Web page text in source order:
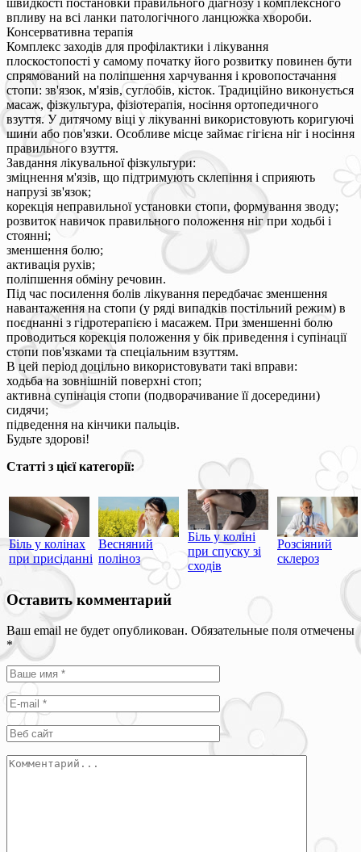
впливу на всі ланки патологічного ланцюжка хвороби.
Консервативна терапія
Комплекс заходів для профілактики і лікування
плоскостопості у самому початку його розвитку повинен бути
спрямований на поліпшення харчування і кровопостачання
стопи: зв'язок, м'язів, суглобів, кісток. Традиційно виконується
масаж, фізкультура, фізіотерапія, носіння ортопедичного
взуття. У дитячому віці у лікуванні використовують коригуючі
шини або пов'язки. Особливе місце займає гігієна ніг і носіння
правильного взуття.
Завдання лікувальної фізкультури:
зміцнення м'язів, що підтримують склепіння і сприяють
напрузі зв'язок;
корекція неправильної установки стопи, формування зводу;
розвиток навичок правильного положення ніг при ходьбі і
стоянні;
зменшення болю;
активація рухів;
поліпшення обміну речовин.
Під час посилення болів лікування передбачає зменшення
навантаження на стопи (у ряді випадків постільний режим) в
поєднанні з гідротерапією і масажем. При зменшенні болю
проводиться корекція положення у бік приведення і супінації
стопи пов'язками та спеціальним взуттям.
В цей період доцільно використовувати такі вправи:
ходьба на зовнішній поверхні стоп;
активна супінація стопи (подворачивание її досередини)
сидячи;
підведення на кінчики пальців.
Будьте здорові!
Статті з цієї категорії:
Біль у колінах
при присіданні
Весняний
поліноз
Біль у коліні
при спуску зі
сходів
Розсіяний
склероз
Оставить комментарий
Ваш email не будет опубликован. Обязательные поля отмечены
*